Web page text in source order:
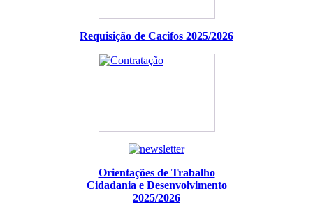
Requisição de Cacifos 2025/2026
Orientações de Trabalho
Cidadania e Desenvolvimento
2025/2026